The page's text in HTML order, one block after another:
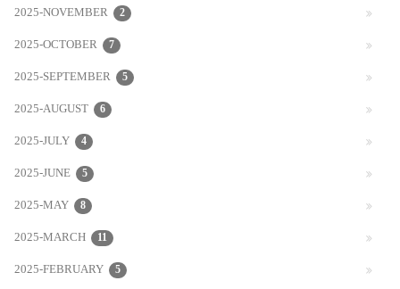
2025-NOVEMBER 2
2025-OCTOBER 7
2025-SEPTEMBER 5
2025-AUGUST 6
2025-JULY 4
2025-JUNE 5
2025-MAY 8
2025-MARCH 11
2025-FEBRUARY 5